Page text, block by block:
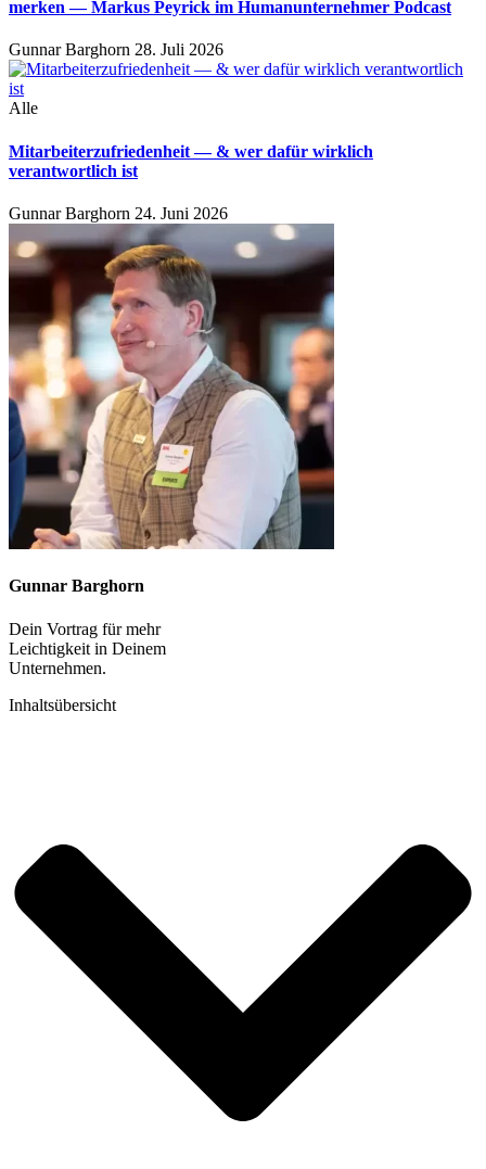
merken — Markus Peyrick im Humanunternehmer Podcast
Gunnar Barghorn 28. Juli 2026
Alle
Mitarbeiterzufriedenheit — & wer dafür wirklich
verantwortlich ist
Gunnar Barghorn 24. Juni 2026
Gunnar Barghorn
Dein Vortrag für mehr
Leichtigkeit in Deinem
Unternehmen.
Inhaltsübersicht